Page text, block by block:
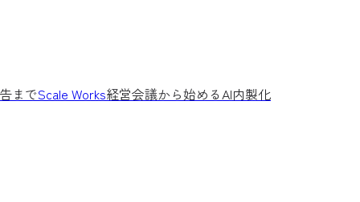
までScale Works経営会議から始めるAI内製化